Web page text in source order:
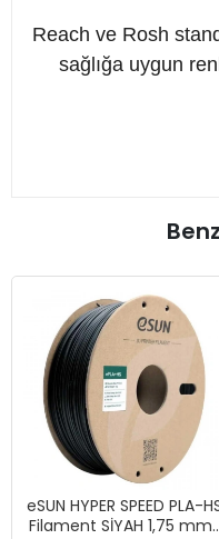
Reach ve Rosh
sağlığa uygun
eSUN HYPER SPEED PLA-
Filament SİYAH 1,75 mm